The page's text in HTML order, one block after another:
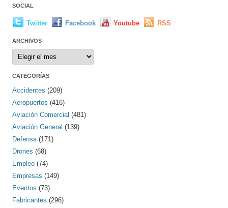
SOCIAL
Twitter Facebook Youtube RSS
ARCHIVOS
Archivos
CATEGORÍAS
Accidentes (209)
Aeropuertos (416)
Aviación Comercial (481)
Aviación General (139)
Defensa(171)
Drones (68)
Empleo (74)
Empresas (149)
Eventos (73)
Fabricantes (296)